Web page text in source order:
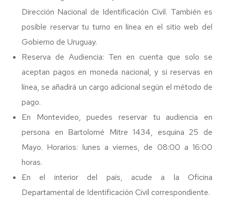
Dirección Nacional de Identificación Civil. También es
posible reservar tu turno en línea en el sitio web del
Gobierno de Uruguay.
Reserva de Audiencia: Ten en cuenta que solo se
aceptan pagos en moneda nacional, y si reservas en
línea, se añadirá un cargo adicional según el método de
pago.
En Montevideo, puedes reservar tu audiencia en
persona en Bartolomé Mitre 1434, esquina 25 de
Mayo. Horarios: lunes a viernes, de 08:00 a 16:00
horas.
En el interior del país, acude a la Oficina
Departamental de Identificación Civil correspondiente.